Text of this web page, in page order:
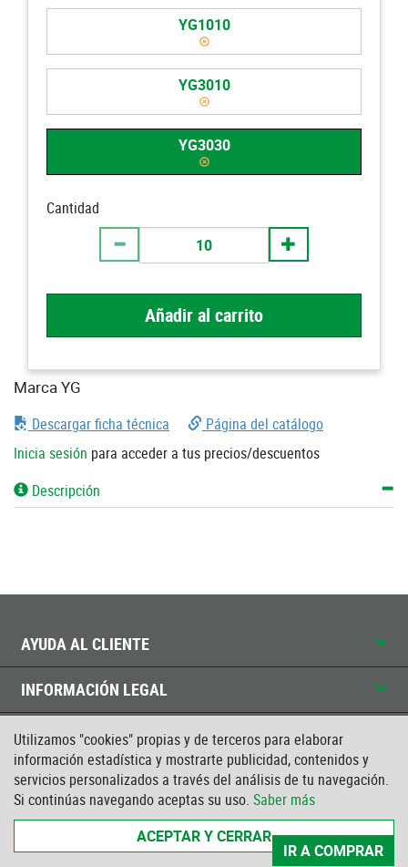
Utilizamos "cookies" propias y de terceros para elaborar
información estadística y mostrarte publicidad, contenidos y
servicios personalizados a través del análisis de tu navegación.
Si continúas navegando aceptas su uso. Saber más
ACEPTAR Y CERRAR
YG1010
YG3010
YG3030
Cantidad
Añadir al carrito
IR A COMPRAR
Marca YG
Descargar ficha técnica
Página del catálogo
Inicia sesión para acceder a tus precios/descuentos
Descripción
AYUDA AL CLIENTE
INFORMACIÓN LEGAL
CONTACTO
CERTIFICADO ISO